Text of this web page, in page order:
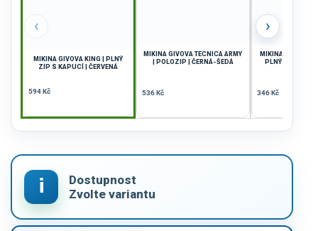
‹
MIKINA GIVOVA KING | PLNÝ
ZIP S KAPUCÍ | ČERVENÁ
594 Kč
MIKINA GIVOVA TECNICA ARMY
| POLOZIP | ČERNÁ-ŠEDÁ
536 Kč
MIKINA GIVOVA
PLNÝ ZIP |
346 Kč
›